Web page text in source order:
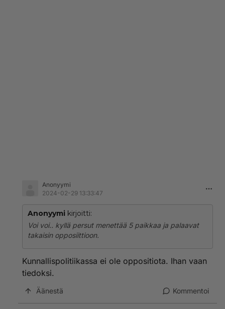
Anonyymi
2024-02-29 13:33:47
Anonyymi kirjoitti:
Voi voi.. kyllä persut menettää 5 paikkaa ja palaavat
takaisin opposiittioon.
Kunnallispolitiikassa ei ole oppositiota. Ihan vaan
tiedoksi.
Äänestä Kommentoi